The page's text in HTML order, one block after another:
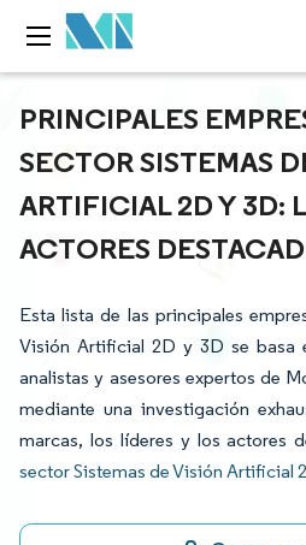
PRINCIPALES
SECTOR SISTEMAS
ARTIFICIAL 2D Y 3D:
ACTORES
Esta lista de las principales
Visión Artificial 2D y 3D se basa
analistas y asesores expertos de
mediante una investigación
marcas, los líderes y los actores
sector Sistemas de Visión Artificial